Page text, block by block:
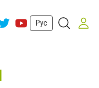
Рус